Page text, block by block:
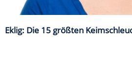
Eklig: Die 15 größten